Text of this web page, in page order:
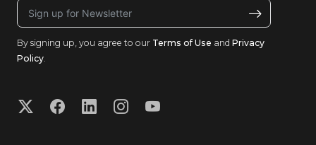
By signing up, you agree to our Terms of Use and Privacy
Policy